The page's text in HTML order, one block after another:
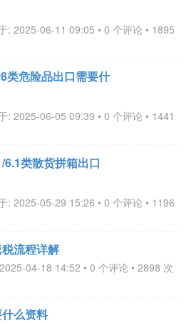
: 2025-06-11 09:05 • 0 个评论 • 1895
类危险品出口需要什
: 2025-06-05 09:39 • 0 个评论 • 1441
类散货拼箱出口
: 2025-05-29 15:26 • 0 个评论 • 1196
流程详解
04-18 14:52 • 0 个评论 • 2898 次
么资料